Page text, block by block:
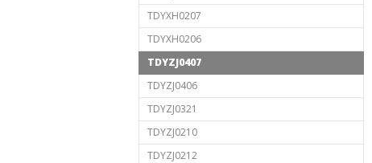
TDYXH0207
TDYXH0206
TDYZJ0407
TDYZJ0406
TDYZJ0321
TDYZJ0210
TDYZJ0212